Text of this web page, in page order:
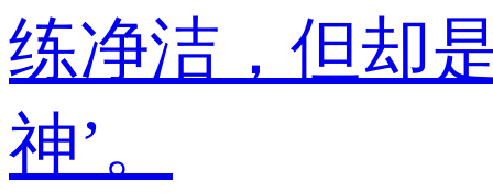
练净洁，但却
神’。